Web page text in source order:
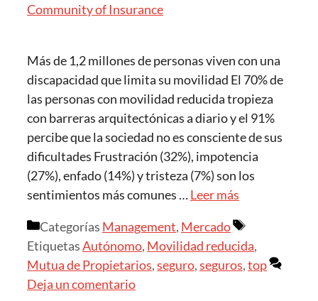
Community of Insurance
Más de 1,2 millones de personas viven con una
discapacidad que limita su movilidad El 70% de
las personas con movilidad reducida tropieza
con barreras arquitectónicas a diario y el 91%
percibe que la sociedad no es consciente de sus
dificultades Frustración (32%), impotencia
(27%), enfado (14%) y tristeza (7%) son los
sentimientos más comunes …Leer más
Categorías Management, Mercado
EtiquetasAutónomo, Movilidad reducida,
Mutua de Propietarios,seguro,seguros,top
Deja un comentario